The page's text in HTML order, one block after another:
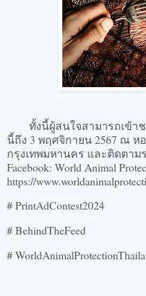
ทั้งนี้ผู้สนใจสามารถเข้
นี้ถึง 3 พฤศจิกายน 2567 ณ
กรุงเทพมหานคร และติดตาม
Facebook: World Animal
https://
# PrintAdContest2024
# BehindTheFeed
#